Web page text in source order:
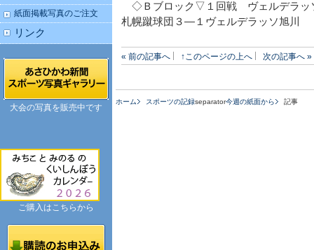
◇Ｂブロック▽１回戦 ヴェルデラ
札幌蹴球団３―１ヴェルデラッソ旭川
« 前の記事へ ↑このページの上へ 次の記事へ »
ホーム スポーツの記録separator今週の紙面から 記事
紙面掲載写真のご注文
リンク
大会の写真を販売中です
ご購入はこちらから